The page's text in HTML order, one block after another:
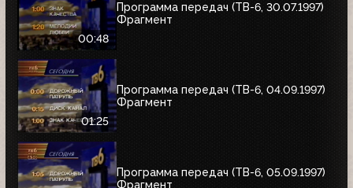
00:48
Программа передач (ТВ-6, 30.07.1997)
Фрагмент
01:25
Программа передач (ТВ-6, 04.09.1997)
Фрагмент
Программа передач (ТВ-6, 05.09.1997)
Фрагмент